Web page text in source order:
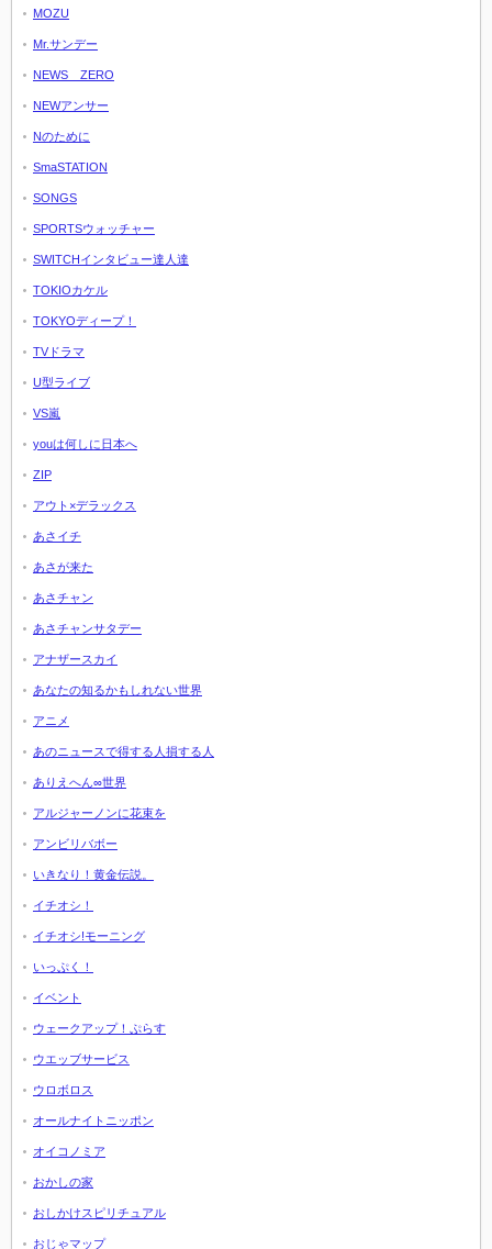
MOZU
Mr.サンデー
NEWS ZERO
NEWアンサー
Nのために
SmaSTATION
SONGS
SPORTSウォッチャー
SWITCHインタビュー達人達
TOKIOカケル
TOKYOディープ！
TVドラマ
U型ライブ
VS嵐
youは何しに日本へ
ZIP
アウト×デラックス
あさイチ
あさが来た
あさチャン
あさチャンサタデー
アナザースカイ
あなたの知るかもしれない世界
アニメ
あのニュースで得する人損する人
ありえへん∞世界
アルジャーノンに花束を
アンビリバボー
いきなり！黄金伝説。
イチオシ！
イチオシ!モーニング
いっぷく！
イベント
ウェークアップ！ぷらす
ウエッブサービス
ウロボロス
オールナイトニッポン
オイコノミア
おかしの家
おしかけスピリチュアル
おじゃマップ